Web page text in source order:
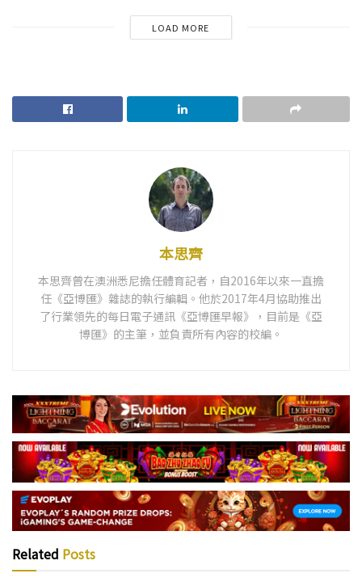
LOAD MORE
本思齊
本思齊曾在澳洲悉尼擔任體育記者，自2016年以來一直擔
任《亞博匯》雜誌的執行編輯。他於2017年4月協助推出
了行業領先的每日電子通訊《亞博匯早報》，目前是《亞
博匯》的主筆，並負責所有內容的校編。
Related Posts